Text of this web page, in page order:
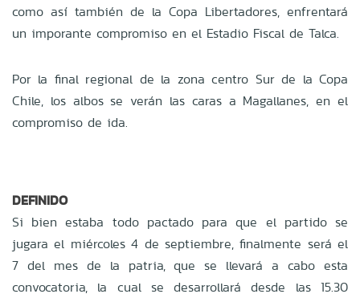
como así también de la Copa Libertadores, enfrentará
un imporante compromiso en el Estadio Fiscal de Talca.
Por la final regional de la zona centro Sur de la Copa
Chile, los albos se verán las caras a Magallanes, en el
compromiso de ida.
DEFINIDO
Si bien estaba todo pactado para que el partido se
jugara el miércoles 4 de septiembre, finalmente será el
7 del mes de la patria, que se llevará a cabo esta
convocatoria, la cual se desarrollará desde las 15.30